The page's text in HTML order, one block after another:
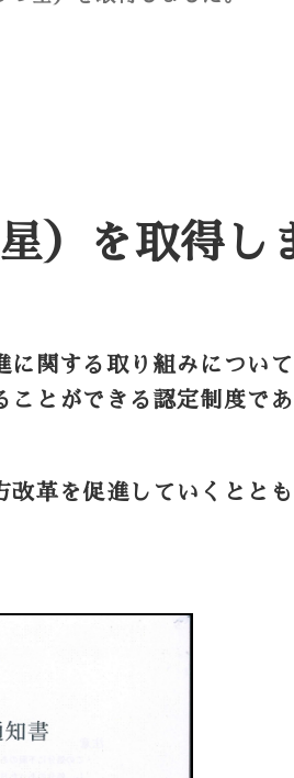
）を取得し
に関する取り組みについ
とができる認定制度で
革を促進していくとと